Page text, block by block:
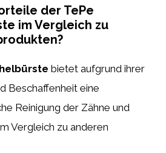
der TePe
im Vergleich zu
bietet aufgrund ihrer
Beschaffenheit eine
Reinigung der Zähne und
Vergleich zu anderen